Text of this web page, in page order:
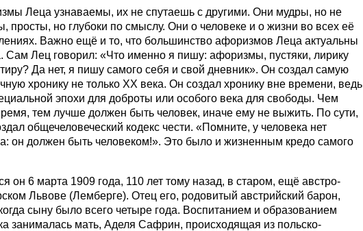
Леца узнаваемы, их не спутаешь с другими. Они мудры, но не
просты, но глубоки по смыслу. Они о человеке и о жизни во всех её
Важно ещё и то, что большинство афоризмов Леца актуальны
Сам Лец говорил: «Что именно я пишу: афоризмы, пустяки, лирику
Да нет, я пишу самого себя и свой дневник». Он создал самую
хронику не только ХХ века. Он создал хронику вне времени, ведь
эпохи для доброты или особого века для свободы. Чем
тем лучше должен быть человек, иначе ему не выжить. По сути,
общечеловеческий кодекс чести. «Помните, у человека нет
он должен быть человеком!». Это было и жизненным кредо самого
он 6 марта 1909 года, 110 лет тому назад, в старом, ещё австро-
Львове (Лемберге). Отец его, родовитый австрийский барон,
сыну было всего четыре года. Воспитанием и образованием
занималась мать, Аделя Сафрин, происходящая из польско-